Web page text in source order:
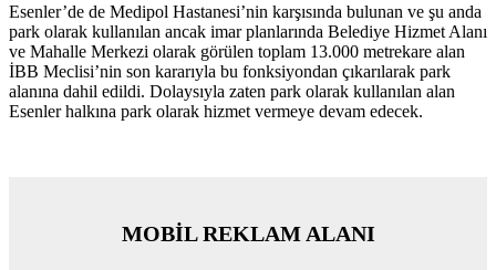
Esenler’de de Medipol Hastanesi’nin karşısında bulunan ve şu anda
park olarak kullanılan ancak imar planlarında Belediye Hizmet Alanı
ve Mahalle Merkezi olarak görülen toplam 13.000 metrekare alan
İBB Meclisi’nin son kararıyla bu fonksiyondan çıkarılarak park
alanına dahil edildi. Dolaysıyla zaten park olarak kullanılan alan
Esenler halkına park olarak hizmet vermeye devam edecek.
MOBİL REKLAM ALANI